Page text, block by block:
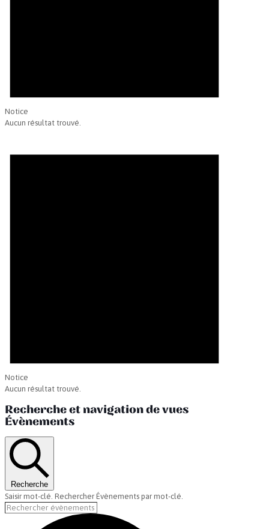
Notice
Aucun résultat trouvé.
Notice
Aucun résultat trouvé.
Recherche et navigation de vues
Évènements
Recherche
Saisir mot-clé. Rechercher Évènements par mot-clé.